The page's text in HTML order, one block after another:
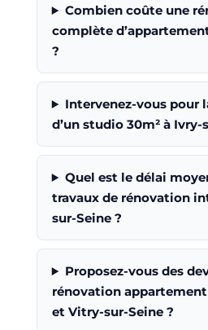
Combien coûte une
complète
?
Intervenez-vous pour
d’un studio 30m² à Ivry-
Quel est le délai
travaux de rénovation
sur-Seine ?
Proposez-vous des
rénovation
et Vitry-sur-Seine ?